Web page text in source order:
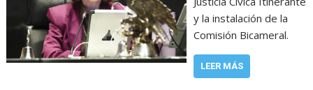
y la instalación de la
Comisión Bicameral.
LEER MÁS